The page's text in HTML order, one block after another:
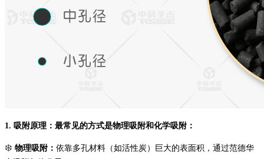
1. 吸附原理：最常见的方式是物理吸附和化学吸附：
❄️ 物理吸附： 依靠多孔材料 （如活性炭）巨大的表面积，通过范德华